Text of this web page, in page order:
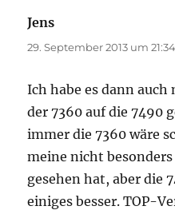
Jens
29. September 2013 um
Ich habe es dann
der 7360 auf die 7490
immer die 7360 wäre
meine nicht
gesehen hat, aber die
einiges besser. TOP-